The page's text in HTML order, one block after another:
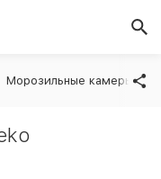
Морозильные камеры